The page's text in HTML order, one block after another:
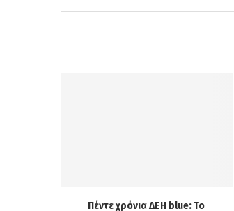
Πέντε χρόνια ΔΕΗ blue: Το